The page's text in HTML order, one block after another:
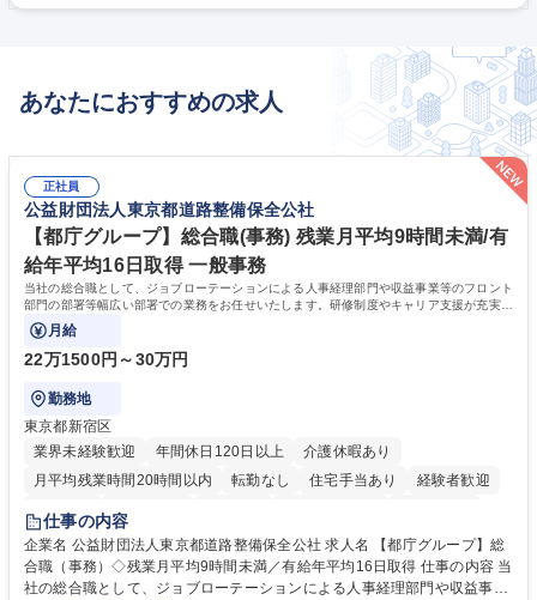
にニュースを編集 ■国内スタッフが作成した日本語ニュースの査読、海外
統一、誤訳の修正、背景情報の補足を実施 ■他部門と連携し、記事の裏付
フ 】プライム/国内No.1グローバル情報サイト
あなたにおすすめの求人
正社員
公益財団法人東京都道路整備保全公社
【都庁グループ】総合職(事務) 残業月平均9時間未満/有
給年平均16日取得 一般事務
当社の総合職として、ジョブローテーションによる人事経理部門や収益事業等のフロント
部門の部署等幅広い部署での業務をお任せいたします。研修制度やキャリア支援が充実し
ております！ ※下記業務詳細
月給
22万1500円～30万円
勤務地
東京都新宿区
業界未経験歓迎
年間休日120日以上
介護休暇あり
月平均残業時間20時間以内
転勤なし 住宅手当あり
経験者歓迎
研修あり
退職金あり
駅近5分以内
資格取得手当あり 食事補助あり
仕事の内容
企業名 公益財団法人東京都道路整備保全公社 求人名 【都庁グループ】総
合職（事務）◇残業月平均9時間未満／有給年平均16日取得 仕事の内容 当
社の総合職として、ジョブローテーションによる人事経理部門や収益事業